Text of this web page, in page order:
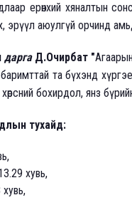
ерөнхий хяналтын
аюулгүй орчинд
даргаД.Очирбат "
та бүхэнд
хөрсний бохирдол, янз
тухайд:
хувь,